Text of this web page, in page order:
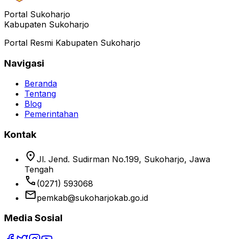
Portal Sukoharjo
Kabupaten Sukoharjo
Portal Resmi Kabupaten Sukoharjo
Navigasi
Beranda
Tentang
Blog
Pemerintahan
Kontak
location_on Jl. Jend. Sudirman No.199, Sukoharjo, Jawa
Tengah
phone (0271) 593068
emailpemkab@sukoharjokab.go.id
Media Sosial